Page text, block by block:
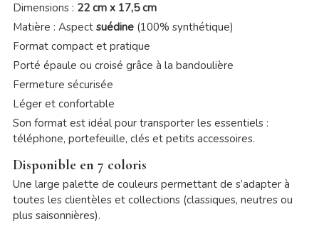
Dimensions : 22 cm x 17,5 cm
Matière : Aspect suédine(100% synthétique)
Format compact et pratique
Porté épaule ou croisé grâce à la bandoulière
Fermeture sécurisée
Léger et confortable
Son format est idéal pour transporter les essentiels :
téléphone, portefeuille, clés et petits accessoires.
Disponible en 7 coloris
Une large palette de couleurs permettant de s’adapter à
toutes les clientèles et collections (classiques, neutres ou
plus saisonnières).